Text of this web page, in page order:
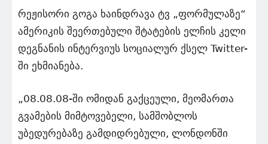
რეჟისორი გოგა ხაინდრავა ტვ „ფორმულაზე“
ამერიკის შეერთებული შტატების ელჩის კელი
დეგნანის ინტერვიუს სოციალურ ქსელ Twitter-
ში ეხმიანება.
„08.08.08-ში ომიდან გაქცეული, მეომართა
გვამების მიმტოვებელი, სამშობლოს
უბედურებაზე გამდიდრებული, ლონდონში